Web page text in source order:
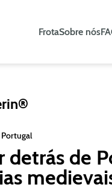
FrotaSobre nós
detrás de